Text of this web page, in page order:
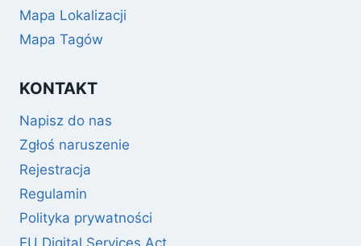
Mapa Lokalizacji
Mapa Tagów
KONTAKT
Napisz do nas
Zgłoś naruszenie
Rejestracja
Regulamin
Polityka prywatności
EU Digital Services Act